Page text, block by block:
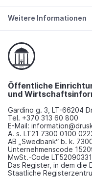
Weitere Informationen
Öffentliche
und
Gardino g. 3, LT-66204
Tel. +370 313 60 800
E-Mail:
A. s. LT21 7300 0100
AB „Swedbank“ b. k.
Unternehmenscode
MwSt.-Code
Das Register, in dem die
Staatliche